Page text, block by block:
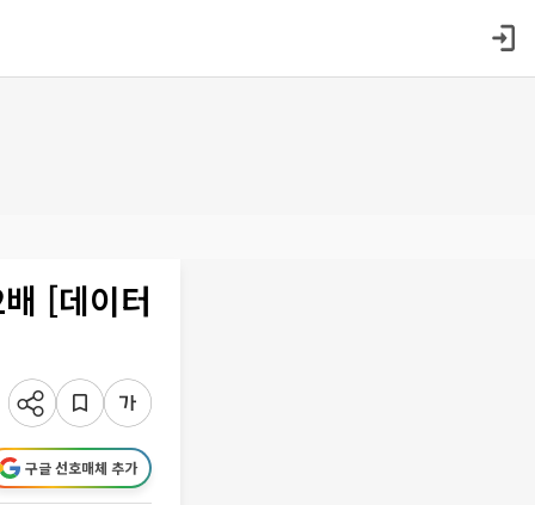
[데이터
구글 선호매체 추가